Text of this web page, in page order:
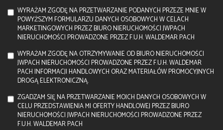
WYRAŻAM ZGODĘ NA PRZETWARZANIE PODANYCH PRZEZE MNIE W
POWYŻSZYM FORMULARZU DANYCH OSOBOWYCH W CELACH
MARKETINGOWYCH PRZEZ BIURO NIERUCHOMOŚCI JWPACH
NIERUCHOMOŚCI PROWADZONE PRZEZ F.U.H. WALDEMAR PACH
WYRAŻAM ZGODĘ NA OTRZYMYWANIE OD BIURO NIERUCHOMOŚCI
JWPACH NIERUCHOMOŚCI PROWADZONE PRZEZ F.U.H. WALDEMAR
PACH INFORMACJI HANDLOWYCH ORAZ MATERIAŁÓW PROMOCYJNYCH
DROGĄ ELEKTRONICZNĄ.
ZGADZAM SIĘ NA PRZETWARZANIE MOICH DANYCH OSOBOWYCH W
CELU PRZEDSTAWIENIA MI OFERTY HANDLOWEJ PRZEZ BIURO
NIERUCHOMOŚCI JWPACH NIERUCHOMOŚCI PROWADZONE PRZEZ
F.U.H. WALDEMAR PACH